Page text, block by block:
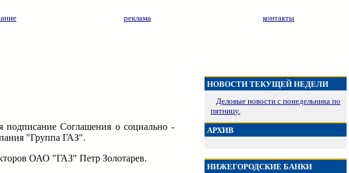
реклама контакты
подписание Соглашения о социально -
"Группа ГАЗ".
ОАО "ГАЗ" Петр Золотарев.
НОВОСТИ ТЕКУЩЕЙ НЕДЕЛИ
Деловые новости с понедельника по
пятницу.
АРХИВ
НИЖЕГОРОДСКИЕ БАНКИ